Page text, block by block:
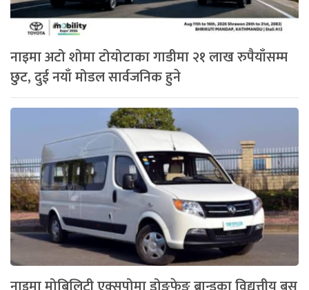
नाइमा अटो शोमा टोयोटाका गाडीमा २१ लाख रुपैयाँसम्म
छुट, दुई नयाँ मोडल सार्वजनिक हुने